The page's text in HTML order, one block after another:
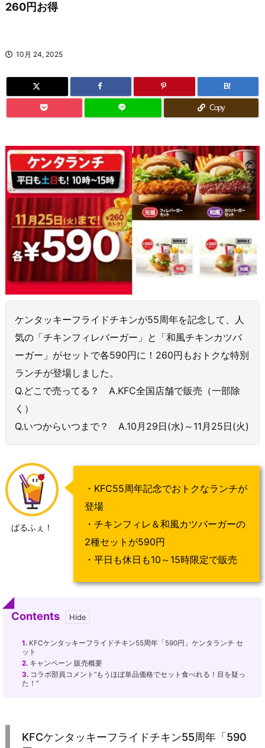
260円お得
10月 24, 2025
B!
Copy
ケンタッキーフライドチキンが55周年を記念して、人
気の「チキンフィレバーガー」と「和風チキンカツバ
ーガー」がセットで各590円に！260円もおトクな特別
ランチが登場しました。
Q.どこで売ってる？ A.KFC全国店舗で販売（一部除
く）
Q.いつからいつまで？ A.10月29日(水)～11月25日(火)​
ぱるふぇ！
・KFC55周年記念でおトクなランチが
登場
・チキンフィレ＆和風カツバーガーの
2種セットが590円
・平日も休日も10～15時限定で販売
Contents
1. KFCケンタッキーフライドチキン55周年「590円」ケンタランチ セ
ット
2. キャンペーン 販売概要
3. コラボ部員コメント”もうほぼ単品価格でセット食べれる！目を疑っ
た！”
KFCケンタッキーフライドチキン55周年「590